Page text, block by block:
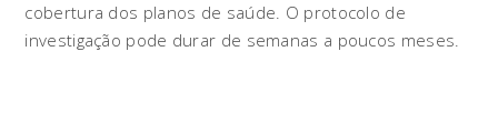
cobertura dos planos de saúde. O protocolo de
investigação pode durar de semanas a poucos meses.